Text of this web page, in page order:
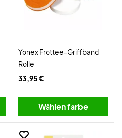
Yonex Frottee-Griffband
Rolle
33,95 €
Wählen farbe